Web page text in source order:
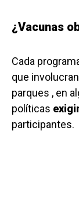
¿Vacunas
Cada
que
parques , en
políticas
participantes.